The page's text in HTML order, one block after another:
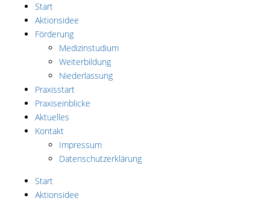
Start
Aktionsidee
Förderung
Medizinstudium
Weiterbildung
Niederlassung
Praxisstart
Praxiseinblicke
Aktuelles
Kontakt
Impressum
Datenschutzerklärung
Start
Aktionsidee